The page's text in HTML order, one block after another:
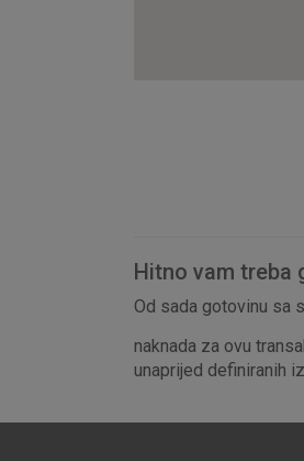
Hitno vam treba
Od sada gotovinu sa
naknada za ovu
unaprijed definiranih